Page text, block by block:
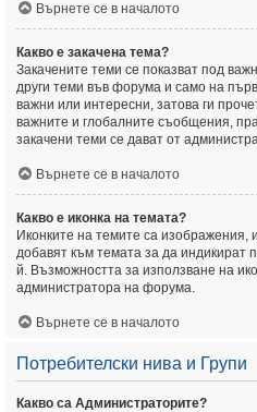
Върнете се в началото
Какво е закачена тема?
Закачените теми се показват под
други теми във форума и само на
важни или интересни, затова ги
важните и глобалните съобщения,
закачени теми се дават от
Върнете се в началото
Какво е иконка на темата?
Иконките на темите са изображения,
добавят към темата за да индикират
й. Възможността за използване на
администратора на форума.
Върнете се в началото
Потребителски нива и Групи
Какво са Администраторите?